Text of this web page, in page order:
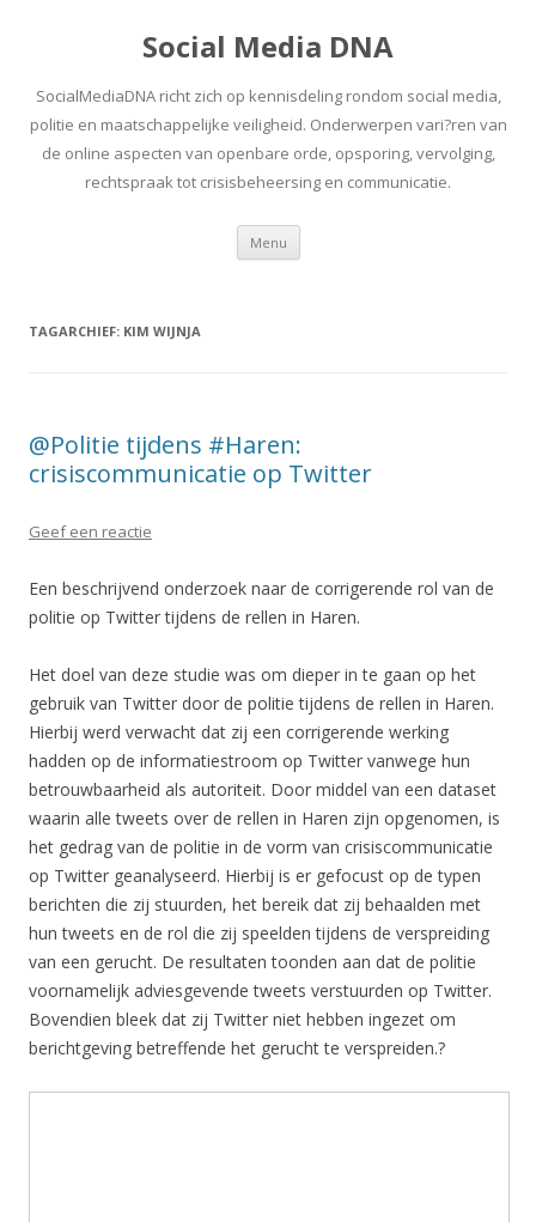
Social Media DNA
SocialMediaDNA richt zich op kennisdeling rondom social media,
politie en maatschappelijke veiligheid. Onderwerpen vari?ren van
de online aspecten van openbare orde, opsporing, vervolging,
rechtspraak tot crisisbeheersing en communicatie.
Menu Spring
inhoud
TAGARCHIEF: KIM WIJNJA
@Politie tijdens #Haren:
crisiscommunicatie op Twitter
Geef een reactie
Een beschrijvend onderzoek naar de corrigerende rol van de
politie op Twitter tijdens de rellen in Haren.
Het doel van deze studie was om dieper in te gaan op het
gebruik van Twitter door de politie tijdens de rellen in Haren.
Hierbij werd verwacht dat zij een corrigerende werking
hadden op de informatiestroom op Twitter vanwege hun
betrouwbaarheid als autoriteit. Door middel van een dataset
waarin alle tweets over de rellen in Haren zijn opgenomen, is
het gedrag van de politie in de vorm van crisiscommunicatie
op Twitter geanalyseerd. Hierbij is er gefocust op de typen
berichten die zij stuurden, het bereik dat zij behaalden met
hun tweets en de rol die zij speelden tijdens de verspreiding
van een gerucht. De resultaten toonden aan dat de politie
voornamelijk adviesgevende tweets verstuurden op Twitter.
Bovendien bleek dat zij Twitter niet hebben ingezet om
berichtgeving betreffende het gerucht te verspreiden.?